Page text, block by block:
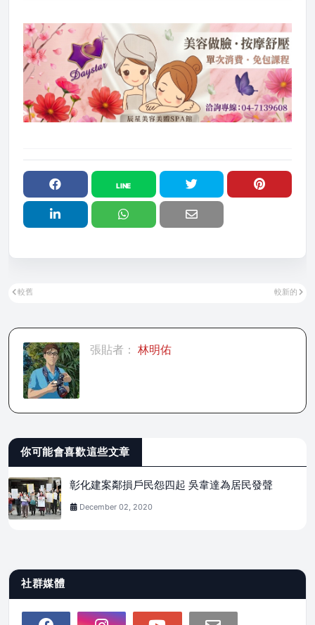
較新的
較舊
張貼者： 林明佑
你可能會喜歡這些文章
彰化建案鄰損戶民怨四起 吳韋達為居民發聲
December 02, 2020
社群媒體